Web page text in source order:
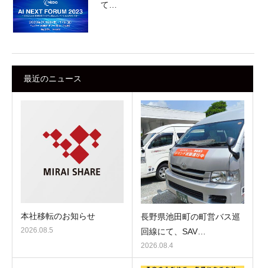
て…
最近のニュース
本社移転のお知らせ
2026.08.5
長野県池田町の町営バス巡
回線にて、SAV…
2026.08.4